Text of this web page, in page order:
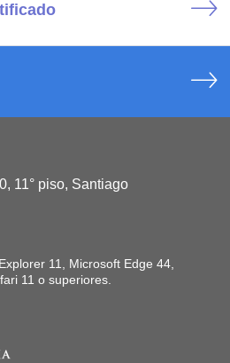
11° piso, Santiago
11, Microsoft Edge 44,
11 o superiores.